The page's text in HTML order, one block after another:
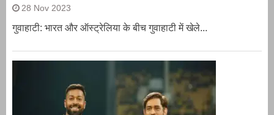
28 Nov 2023
गुवाहाटी: भारत और ऑस्‍ट्रेलिया के बीच गुवाहाटी में खेले...